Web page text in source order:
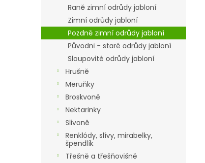
n
e
Raně zimní odrůdy jabloní
Zimní odrůdy jabloní
Pozdně zimní odrůdy jabloní
Původni - staré odrůdy jabloní
Sloupovité odrůdy jabloní
Hrušně
Meruňky
Broskvoně
Nektarinky
Slivoně
Renklódy, slívy, mirabelky,
špendlík
Třešně a třešňovišně